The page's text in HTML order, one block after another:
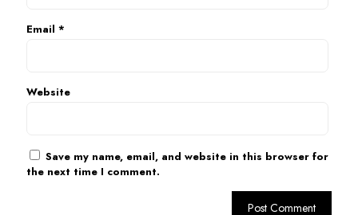
Email *
Website
Save my name, email, and website in this browser for
the next time I comment.